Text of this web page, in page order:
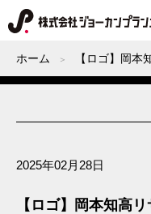
ホーム 【ロゴ】岡本
2025年02月28日
【ロゴ】岡本知高